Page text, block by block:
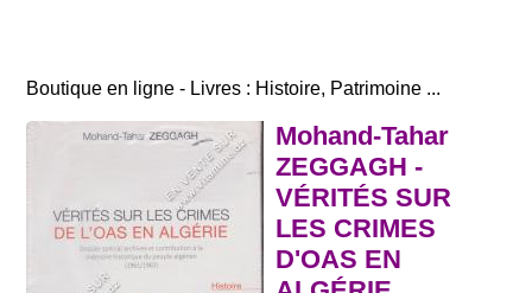
Boutique en ligne - Livres : Histoire, Patrimoine ...
Mohand-Tahar
ZEGGAGH -
VÉRITÉS SUR
LES CRIMES
D'OAS EN